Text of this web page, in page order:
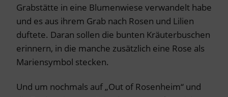
Grabstätte in eine Blumenwiese verwandelt habe
und es aus ihrem Grab nach Rosen und Lilien
duftete. Daran sollen die bunten Kräuterbuschen
erinnern, in die manche zusätzlich eine Rose als
Mariensymbol stecken.
Und um nochmals auf „Out of Rosenheim“ und